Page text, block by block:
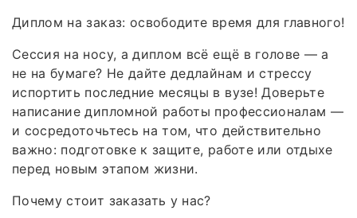
Диплом на заказ: освободите время для главного!
Сессия на носу, а диплом всё ещё в голове — а
не на бумаге? Не дайте дедлайнам и стрессу
испортить последние месяцы в вузе! Доверьте
написание дипломной работы профессионалам —
и сосредоточьтесь на том, что действительно
важно: подготовке к защите, работе или отдыхе
перед новым этапом жизни.
Почему стоит заказать у нас?